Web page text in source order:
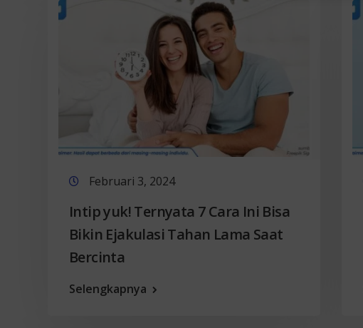
Februari 3, 2024
Intip yuk! Ternyata 7 Cara Ini Bisa
Bikin Ejakulasi Tahan Lama Saat
Bercinta
Selengkapnya